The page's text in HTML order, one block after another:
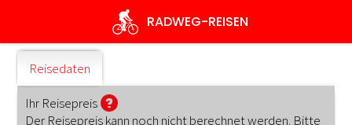
Inhalt
RADWEG-REISEN